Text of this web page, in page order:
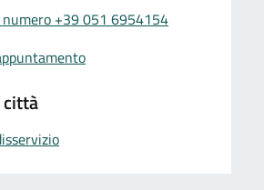
numero +39 051 6954154
città